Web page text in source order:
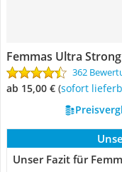
Femmas Ultra
362
ab 15,00 € ( Sofort
Unser Fazit für